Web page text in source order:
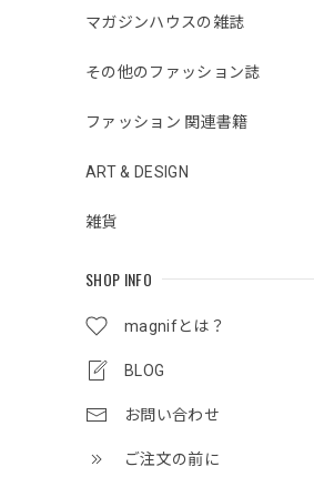
マガジンハウスの雑誌
その他のファッション誌
ファッション 関連書籍
ART & DESIGN
雑貨
SHOP INFO
magnifとは？
BLOG
お問い合わせ
ご注文の前に